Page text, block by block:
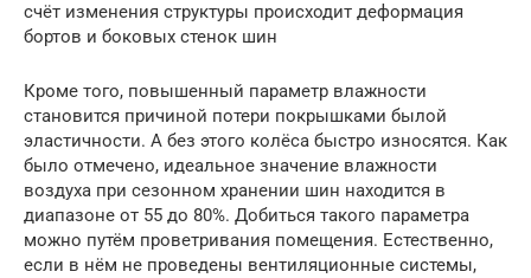
счёт изменения структуры происходит деформация
бортов и боковых стенок шин
Кроме того, повышенный параметр влажности
становится причиной потери покрышками былой
эластичности. А без этого колёса быстро износятся. Как
было отмечено, идеальное значение влажности
воздуха при сезонном хранении шин находится в
диапазоне от 55 до 80%. Добиться такого параметра
можно путём проветривания помещения. Естественно,
если в нём не проведены вентиляционные системы,